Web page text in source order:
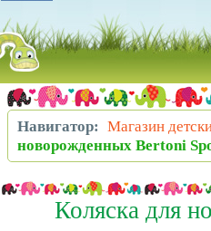
Навигатор: Магазин
новорожденных Bertoni
Коляска для